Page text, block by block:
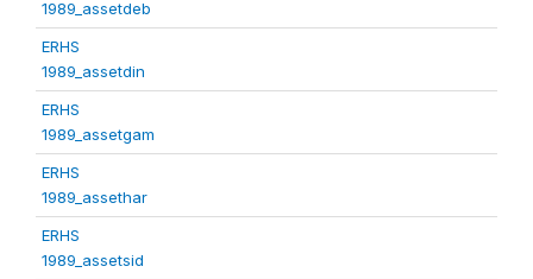
1989_assetdeb
ERHS
1989_assetdin
ERHS
1989_assetgam
ERHS
1989_assethar
ERHS
1989_assetsid